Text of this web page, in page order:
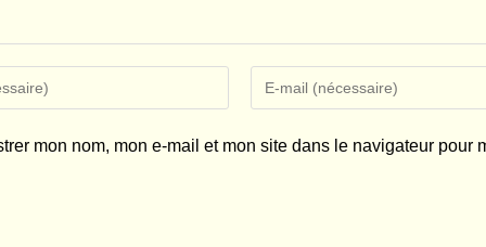
your
mon nom, mon e-mail et mon site dans le navigateur pour